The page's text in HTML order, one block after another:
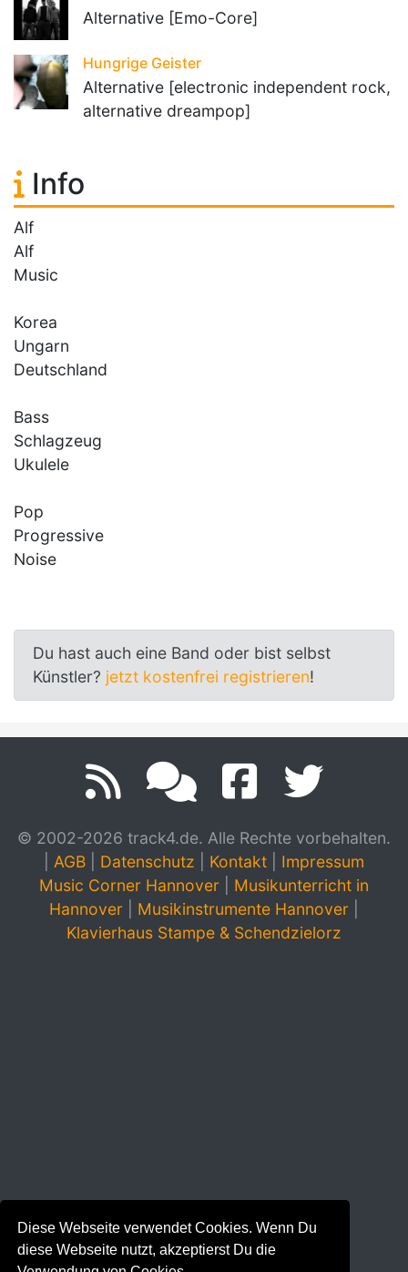
Diese Webseite verwendet Cookies. Wenn Du
diese Webseite nutzt, akzeptierst Du die
Alternative [Emo-Core]
Hungrige Geister
Alternative [electronic independent rock,
alternative dreampop]
Info
Alf
Alf
Music
Korea
Ungarn
Deutschland
Bass
Schlagzeug
Ukulele
Pop
Progressive
Noise
Du hast auch eine Band oder bist selbst
Künstler? jetzt kostenfrei registrieren!
© 2002-2026 track4.de. Alle Rechte vorbehalten.
AGB Datenschutz Kontakt
Impressum
Music Corner Hannover
Musikunterricht in
Hannover
Musikinstrumente Hannover
Klavierhaus Stampe & Schendzielorz